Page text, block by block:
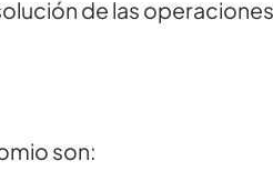
de las
son: